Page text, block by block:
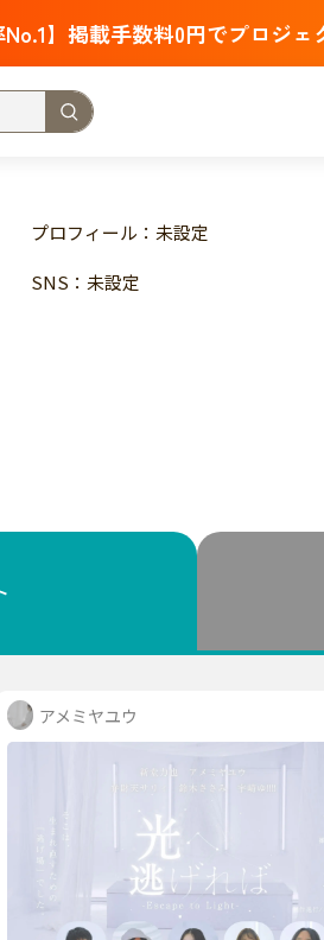
No.1】掲載手数料0円でプロジ
多い 支援人数が多い
子ども・教育
佐賀 長崎 熊本 大分 宮崎
プロフィール：未設定
SNS：未設定
アメミヤユウ